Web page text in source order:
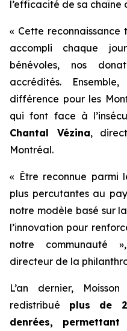
l’efficacité de sa chaîne
« Cette
accompli chaque
bénévoles, nos
accrédités.
différence pour les
qui font face à
Chantal Vézina,
Montréal.
« Être reconnue parmi
plus percutantes au
notre modèle basé sur
l’innovation pour
notre communauté
directeur de la
L’an dernier,
redistribué plus de
denrées,